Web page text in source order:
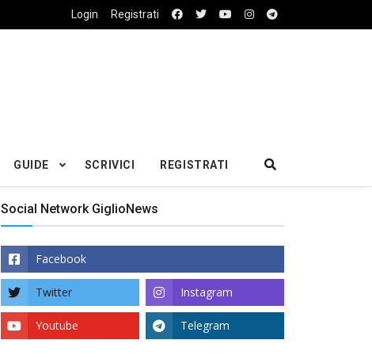
Login Registrati
GUIDE SCRIVICI REGISTRATI
Social Network GiglioNews
Facebook
Twitter Instagram
Youtube Telegram